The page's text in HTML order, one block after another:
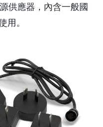
供應器，內含一般國
。